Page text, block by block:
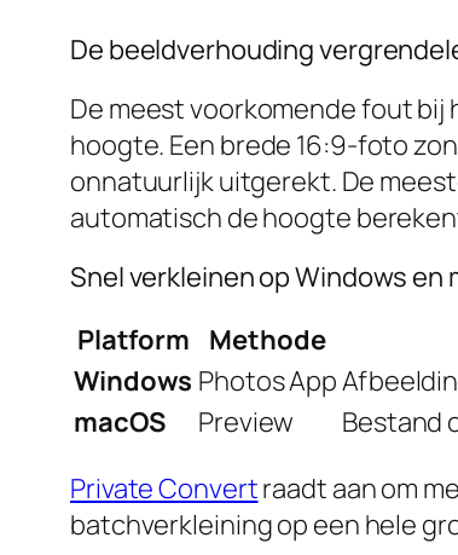
De beeldverhouding
De meest voorkomende fout bij
hoogte. Een brede 16:9-foto
onnatuurlijk uitgerekt. De
automatisch de hoogte
Snel verkleinen op Windows
Platform Methode
Windows Photos App
macOS
Preview
Bestand
Private Convertraadt aan om
batchverkleining op een hele